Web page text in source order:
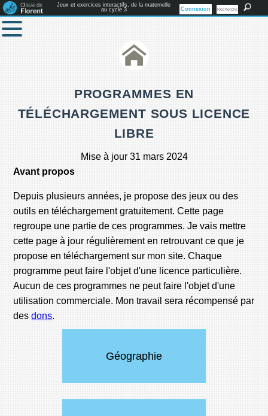
Jeux et exercices interactifs, de la maternelle
au cycle 3
Connexion
PROGRAMMES EN
TÉLÉCHARGEMENT SOUS LICENCE
LIBRE
Mise à jour 31 mars 2024
Avant propos
Depuis plusieurs années, je propose des jeux ou des
outils en téléchargement gratuitement. Cette page
regroupe une partie de ces programmes. Je vais mettre
cette page à jour régulièrement en retrouvant ce que je
propose en téléchargement sur mon site. Chaque
programme peut faire l'objet d'une licence particulière.
Aucun de ces programmes ne peut faire l'objet d'une
utilisation commerciale. Mon travail sera récompensé par
desdons.
Géographie